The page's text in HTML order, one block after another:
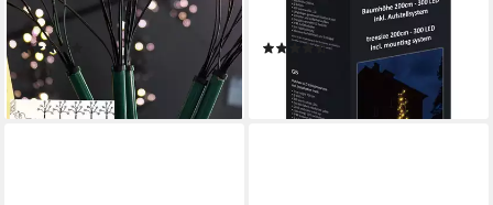
Outdoor
(2)
38,90 €
lieferbar - in 3-4 Werktagen bei dir
35236T Schwarz
(2)
ab 77,07 €
lieferbar - in 2-3 Werktagen bei dir